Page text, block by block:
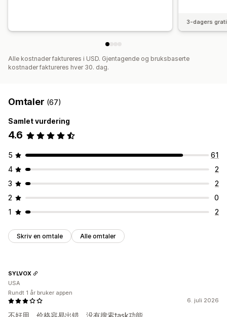
3-dagers
Alle kostnader faktureres i USD. Gjentagende og bruksbaserte
kostnader faktureres hver 30. dag.
Omtaler (67)
Samlet vurdering
4.6
5
61
4
2
3
2
2
0
1
2
Skriv en omtale Alle omtaler
6. juli 2026
SYLVOX
USA
Rundt 1 år bruker appen